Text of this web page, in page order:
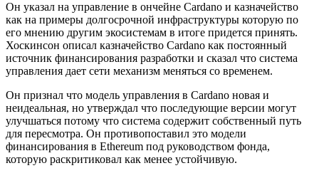
Он указал на управление в ончейне Cardano и казначейство
как на примеры долгосрочной инфраструктуры которую по
его мнению другим экосистемам в итоге придется принять.
Хоскинсон описал казначейство Cardano как постоянный
источник финансирования разработки и сказал что система
управления дает сети механизм меняться со временем.
Он признал что модель управления в Cardano новая и
неидеальная, но утверждал что последующие версии могут
улучшаться потому что система содержит собственный путь
для пересмотра. Он противопоставил это модели
финансирования в Ethereum под руководством фонда,
которую раскритиковал как менее устойчивую.